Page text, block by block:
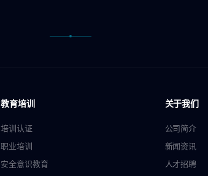
教育培训
培训认证
职业培训
安全意识教育
关于我们
公司简介
新闻资讯
人才招聘